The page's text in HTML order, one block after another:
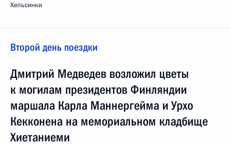
Хельсинки
Второй день поездки
Дмитрий Медведев возложил цветы
к могилам президентов Финляндии
маршала Карла Маннергейма и Урхо
Кекконена на мемориальном кладбище
Хиетаниеми